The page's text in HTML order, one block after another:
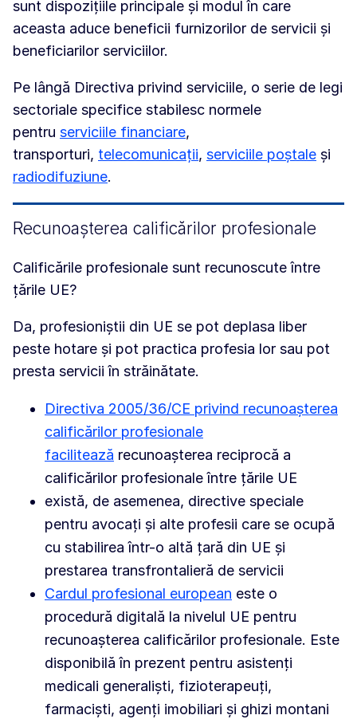
sunt dispozițiile principale și modul în care
aceasta aduce beneficii furnizorilor de servicii și
beneficiarilor serviciilor.
Pe lângă Directiva privind serviciile, o serie de legi
sectoriale specifice stabilesc normele
pentru serviciile financiare,
transporturi, telecomunicații, serviciile poștale și
radiodifuziune.
Recunoașterea calificărilor profesionale
Calificările profesionale sunt recunoscute între
țările UE?
Da, profesioniștii din UE se pot deplasa liber
peste hotare și pot practica profesia lor sau pot
presta servicii în străinătate.
Directiva 2005/36/CE privind recunoașterea
calificărilor profesionale
facilitează recunoașterea reciprocă a
calificărilor profesionale între țările UE
există, de asemenea, directive speciale
pentru avocați și alte profesii care se ocupă
cu stabilirea într-o altă țară din UE și
prestarea transfrontalieră de servicii
Cardul profesional european este o
procedură digitală la nivelul UE pentru
recunoașterea calificărilor profesionale. Este
disponibilă în prezent pentru asistenți
medicali generaliști, fizioterapeuți,
farmaciști, agenți imobiliari și ghizi montani